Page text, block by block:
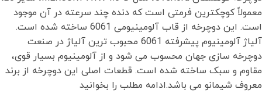
معمولاً کوچکترین فرمتی است که دنده چند سرعته در آن موجود
است. این دوچرخه از قاب آلومینیومی 6061 ساخته شده است.
آلیاژ آلومینیوم پیشرفته 6061 محبوب ترین آلیاژ در صنعت
دوچرخه سازی جهان محسوب می شود و از آلومینیوم بسیار قوی،
مقاوم و سبک ساخته شده است. قطعات اصلی این دوچرخه از برند
معروف شیمانو می باشد.ادامه مطلب را بخوانید